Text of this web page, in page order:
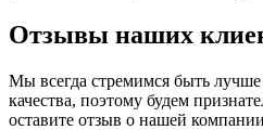
Отзывы наших
Мы всегда стремимся быть
качества, поэтому будем
оставите отзыв о нашей